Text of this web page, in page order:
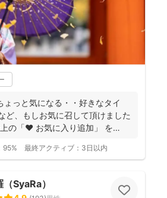
っと気になる・・好きなタイ
、もしお気に召して頂けました
「❤ お気に入り追加」 を
95% 最終アクティブ： 3日以内
SyaRa）